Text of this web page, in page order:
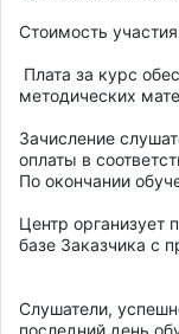
Стоимость
методических
Зачисление
оплаты в
По окончании
Центр организует
базе Заказчика с
Слушатели,
последний день